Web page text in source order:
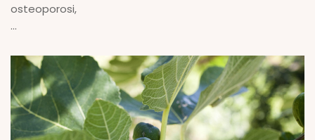
osteoporosi,
...